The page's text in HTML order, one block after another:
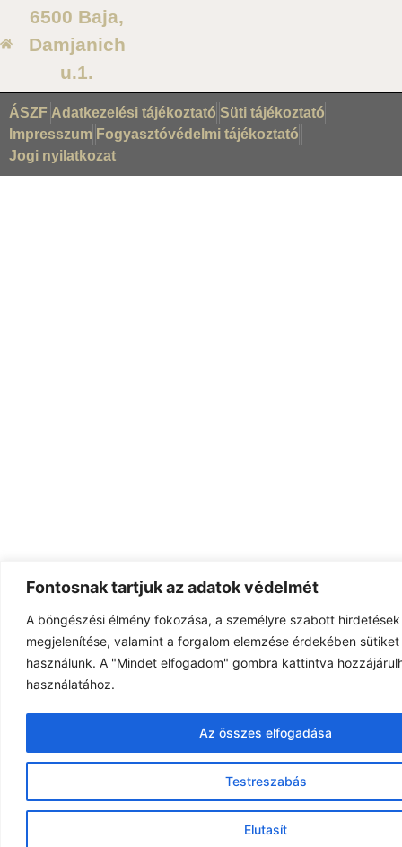
Fontosnak tartjuk az adatok védelmét
A böngészési élmény fokozása, a személyre szabott
megjelenítése, valamint a forgalom elemzése érdekében
használunk. A "Mindet elfogadom" gombra kattintva
használatához.
Testreszabás
Elutasít
Az összes elfogadása
6500 Baja,
Damjanich
u.1.
ÁSZF Adatkezelési tájékoztató Süti tájékoztató
Impresszum Fogyasztóvédelmi tájékoztató
Jogi nyilatkozat